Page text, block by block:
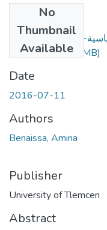
No
Thumbnail
Available
في-الجزائر-تونس-
المغرب.pdf(3.23 MB)
Date
2016-07-11
Authors
Benaissa, Amina
Publisher
University of Tlemcen
Abstract